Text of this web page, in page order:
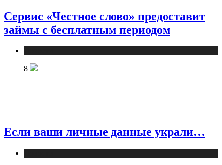
Сервис «Честное слово» предоставит
займы с бесплатным периодом
8
Если ваши личные данные украли…